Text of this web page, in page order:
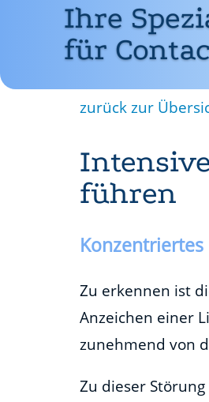
Ihre
für
zurück zur
führen
Zu erkennen ist
Anzeichen einer
zunehmend von
Zu dieser